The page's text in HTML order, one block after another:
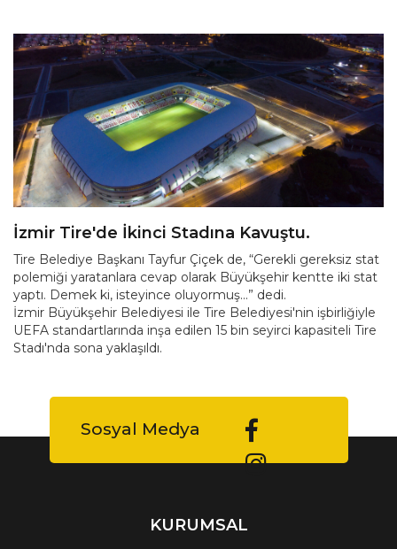
İzmir Tire'de İkinci Stadına Kavuştu.
Tire Belediye Başkanı Tayfur Çiçek de, “Gerekli gereksiz stat
polemiği yaratanlara cevap olarak Büyükşehir kentte iki stat
yaptı. Demek ki, isteyince oluyormuş...” dedi.
İzmir Büyükşehir Belediyesi ile Tire Belediyesi'nin işbirliğiyle
UEFA standartlarında inşa edilen 15 bin seyirci kapasiteli Tire
Stadı'nda sona yaklaşıldı.
Sosyal Medya
KURUMSAL